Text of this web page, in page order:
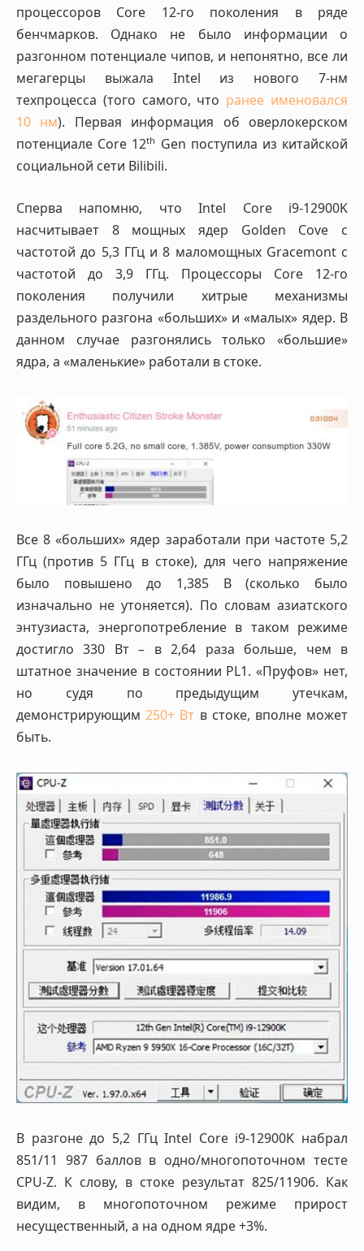
процессоров Core 12-го поколения в ряде
бенчмарков. Однако не было информации о
разгонном потенциале чипов, и непонятно, все ли
мегагерцы выжала Intel из нового 7-нм
техпроцесса (того самого, что ранее именовался
10 нм). Первая информация об оверлокерском
потенциале Core 12th Gen поступила из китайской
социальной сети Bilibili.
Сперва напомню, что Intel Core i9-12900K
насчитывает 8 мощных ядер Golden Cove с
частотой до 5,3 ГГц и 8 маломощных Gracemont с
частотой до 3,9 ГГц. Процессоры Core 12-го
поколения получили хитрые механизмы
раздельного разгона «больших» и «малых» ядер. В
данном случае разгонялись только «большие»
ядра, а «маленькие» работали в стоке.
Все 8 «больших» ядер заработали при частоте 5,2
ГГц (против 5 ГГц в стоке), для чего напряжение
было повышено до 1,385 В (сколько было
изначально не утоняется). По словам азиатского
энтузиаста, энергопотребление в таком режиме
достигло 330 Вт – в 2,64 раза больше, чем в
штатное значение в состоянии PL1. «Пруфов» нет,
но судя по предыдущим утечкам,
демонстрирующим250+ Вт в стоке, вполне может
быть.
В разгоне до 5,2 ГГц Intel Core i9-12900K набрал
851/11 987 баллов в одно/многопоточном тесте
CPU-Z. К слову, в стоке результат 825/11906. Как
видим, в многопоточном режиме прирост
несущественный, а на одном ядре +3%.